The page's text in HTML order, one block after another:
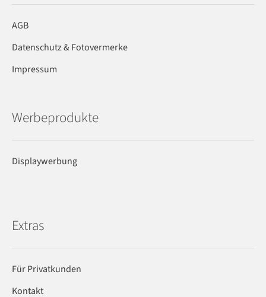
AGB
Datenschutz & Fotovermerke
Impressum
Werbeprodukte
Displaywerbung
Extras
Für Privatkunden
Kontakt